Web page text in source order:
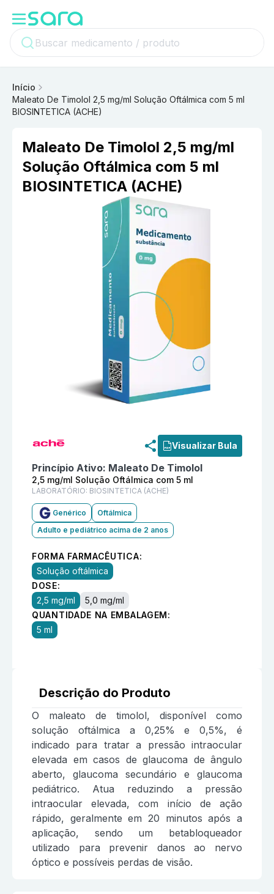
Início
Maleato De Timolol 2,5 mg/ml Solução Oftálmica com 5 ml
BIOSINTETICA (ACHE)
Maleato De Timolol 2,5 mg/ml
Solução Oftálmica com 5 ml
BIOSINTETICA (ACHE)
Visualizar Bula
Princípio Ativo: Maleato De Timolol
2,5 mg/ml Solução Oftálmica com 5 ml
LABORATÓRIO: BIOSINTETICA (ACHE)
Genérico
Oftálmica
Adulto e pediátrico acima de 2 anos
FORMA FARMACÊUTICA:
Solução oftálmica
DOSE:
2,5 mg/ml
5,0 mg/ml
QUANTIDADE NA EMBALAGEM:
5 ml
Descrição do Produto
O maleato de timolol, disponível como
solução oftálmica a 0,25% e 0,5%, é
indicado para tratar a pressão intraocular
elevada em casos de glaucoma de ângulo
aberto, glaucoma secundário e glaucoma
pediátrico. Atua reduzindo a pressão
intraocular elevada, com início de ação
rápido, geralmente em 20 minutos após a
aplicação, sendo um betabloqueador
utilizado para prevenir danos ao nervo
óptico e possíveis perdas de visão.